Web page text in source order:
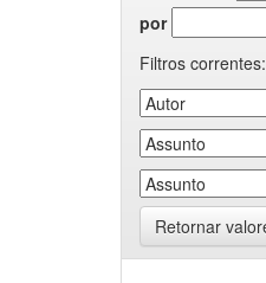
por
Filtros correntes:
Retornar